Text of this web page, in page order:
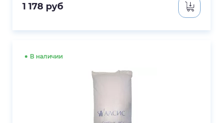
1 178 руб
В наличии